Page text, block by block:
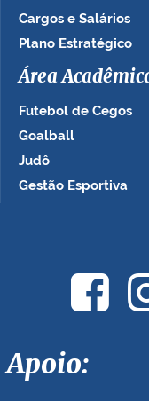
Cargos e Salários
Plano Estratégico
Área
Futebol de Cegos
Goalball
Judô
Gestão Esportiva